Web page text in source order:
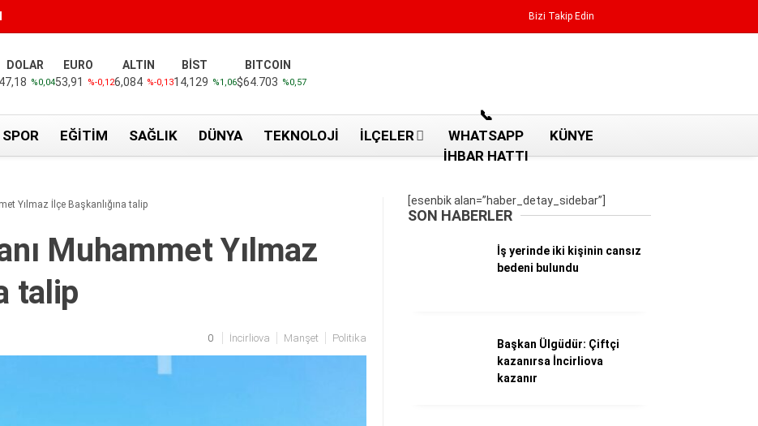
Aydın nöbetçi eczaneler
Aydın Sinema salonları
Bizi Takip Edin
DOLAR
47,18 %0,04
EURO
53,91
%-0,12
ALTIN
6,084 %-0,13
BİST
14,129 %1,06
BITCOIN
$64.703 %0,57
SPOR EĞITIM SAĞLIK DÜNYA TEKNOLOJI İLÇELER
📞
WHATSAPP
İHBAR HATTI
KÜNYE
Yılmaz İlçe Başkanlığına talip
Muhammet Yılmaz
talip
0 İncirliova Manşet Politika
[esenbik alan=”haber_detay_sidebar”]
SON HABERLER
İş yerinde iki kişinin cansız
bedeni bulundu
Başkan Ülgüdür: Çiftçi
kazanırsa İncirliova
kazanır